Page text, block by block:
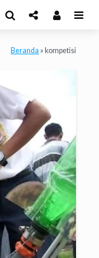
Beranda » kompetisi